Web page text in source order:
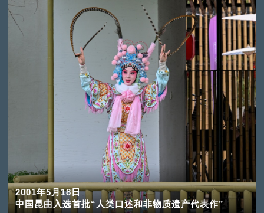
2001年5月18日
中国昆曲入选首批“人类口述和非物质遗产代表作”